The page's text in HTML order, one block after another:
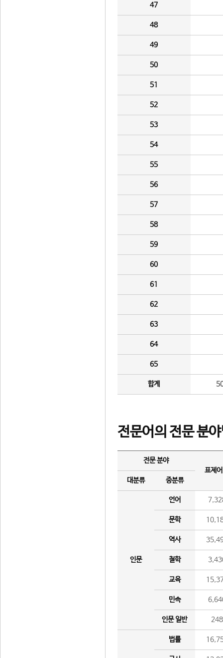
47
48
49
50
51
52
53
54
55
56
57
58
59
60
61
62
63
64
65
합계
전문어의 전문 분
전문 분야
표제
대분류
중분류
인문
언어
문학
역사
철학
교육
민속
인문 일반 248
법률